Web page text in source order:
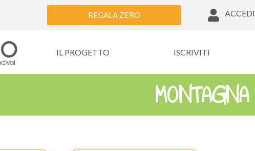
REGALA ZERO ACCEDI
IL PROGETTO ISCRIVITI
MONTAGNA